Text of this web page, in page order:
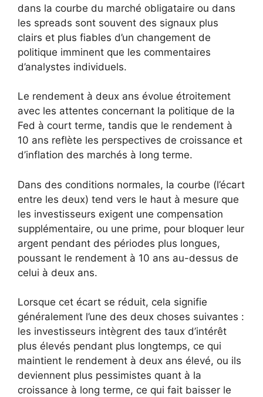
dans la courbe du marché obligataire ou dans
les spreads sont souvent des signaux plus
clairs et plus fiables d’un changement de
politique imminent que les commentaires
d’analystes individuels.
Le rendement à deux ans évolue étroitement
avec les attentes concernant la politique de la
Fed à court terme, tandis que le rendement à
10 ans reflète les perspectives de croissance et
d’inflation des marchés à long terme.
Dans des conditions normales, la courbe (l’écart
entre les deux) tend vers le haut à mesure que
les investisseurs exigent une compensation
supplémentaire, ou une prime, pour bloquer leur
argent pendant des périodes plus longues,
poussant le rendement à 10 ans au-dessus de
celui à deux ans.
Lorsque cet écart se réduit, cela signifie
généralement l’une des deux choses suivantes :
les investisseurs intègrent des taux d’intérêt
plus élevés pendant plus longtemps, ce qui
maintient le rendement à deux ans élevé, ou ils
deviennent plus pessimistes quant à la
croissance à long terme, ce qui fait baisser le